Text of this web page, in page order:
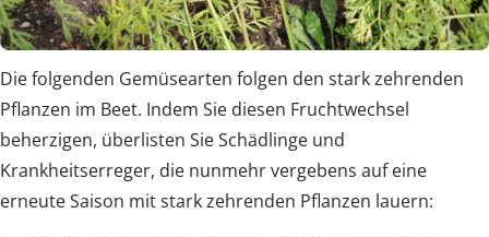
Die folgenden Gemüsearten folgen den stark zehrenden
Pflanzen im Beet. Indem Sie diesen Fruchtwechsel
beherzigen, überlisten Sie Schädlinge und
Krankheitserreger, die nunmehr vergebens auf eine
erneute Saison mit stark zehrenden Pflanzen lauern: